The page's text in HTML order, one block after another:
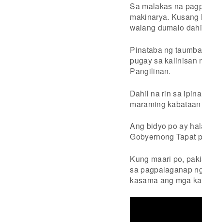
Sa malakas na
makinarya.
walang dumalo
Pinataba ng
pugay sa kalinisan
Pangilinan.
Dahil na rin sa
maraming
Ang bidyo po ay
Gobyernong Tapat
Kung maari po,
sa pagpalaganap
kasama ang mga